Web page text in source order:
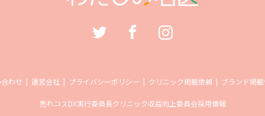
わせ 運営会社 プライバシーポリシー クリニック掲載依頼 ブランド掲
売れコスDX実行委員長クリニック収益向上委員会採用情報